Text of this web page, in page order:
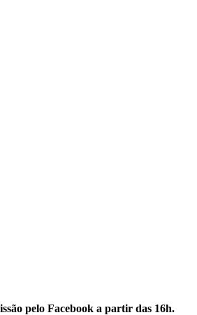
pelo Facebook a partir das 16h.